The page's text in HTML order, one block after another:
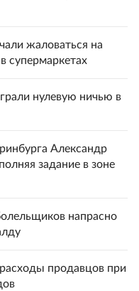
жаловаться на
супермаркетах
нулевую ничью в
Александр
задание в зоне
напрасно
продавцов при